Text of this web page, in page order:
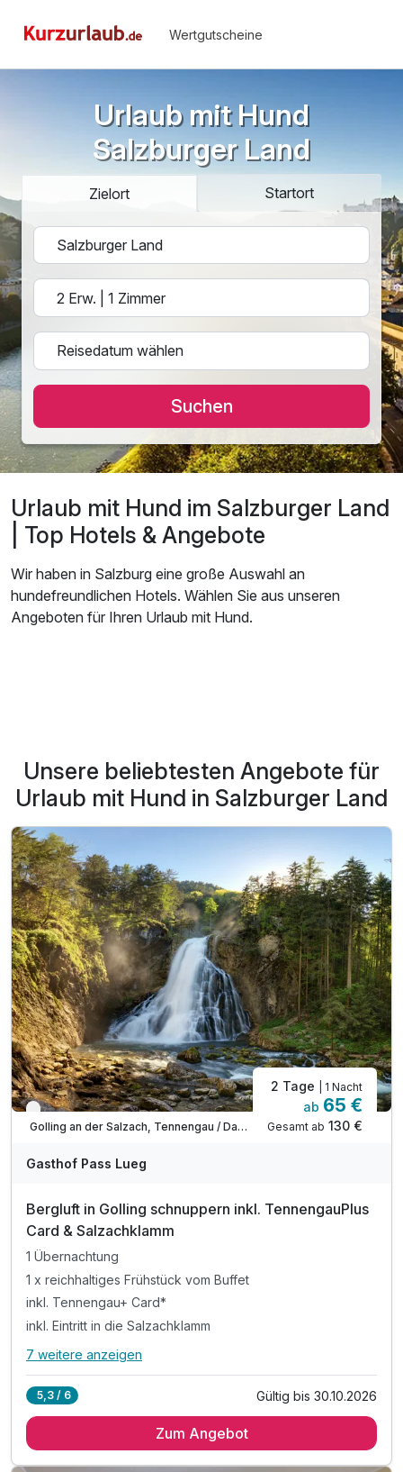
Wertgutscheine
Urlaub mit Hund
Salzburger Land
Zielort Startort
Suchen
Urlaub mit Hund im Salzburger Land
| Top Hotels & Angebote
Wir haben in Salzburg eine große Auswahl an
hundefreundlichen Hotels. Wählen Sie aus unseren
Angeboten für Ihren Urlaub mit Hund.
Unsere beliebtesten Angebote für
Urlaub mit Hund in Salzburger Land
Nur noch bis Oktober
Golling an der Salzach, Tennengau / Dachstein West
2 Tage | 1 Nacht
ab 65 €
Gesamt ab 130 €
Gasthof Pass Lueg
Bergluft in Golling schnuppern inkl. TennengauPlus
Card & Salzachklamm
1 Übernachtung
1 x reichhaltiges Frühstück vom Buffet
inkl. Tennengau+ Card*
inkl. Eintritt in die Salzachklamm
Alle Inklusivleistungen
1 x reichhaltiges Frühstück vom Buffet
7 weitere anzeigen
5,3 / 6 Gültig bis 30.10.2026
Zum Angebot